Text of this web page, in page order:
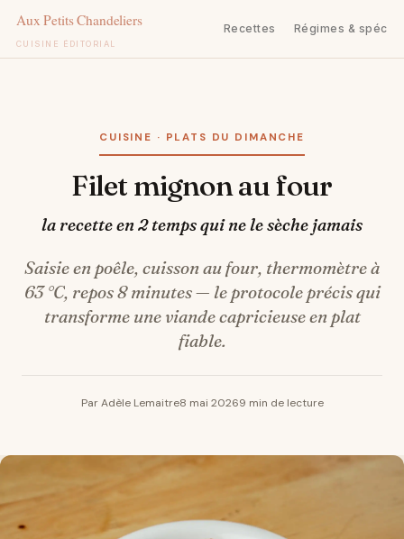
CUISINE ÉDITORIAL
Recettes Régimes &
CUISINE · PLATS DU DIMANCHE
Filet mignon au four
la recette en 2 temps qui ne le sèche jamais
Saisie en poêle, cuisson au four, thermomètre à
63 °C, repos 8 minutes — le protocole précis qui
transforme une viande capricieuse en plat
fiable.
Par Adèle Lemaitre8 mai 20269 min de lecture